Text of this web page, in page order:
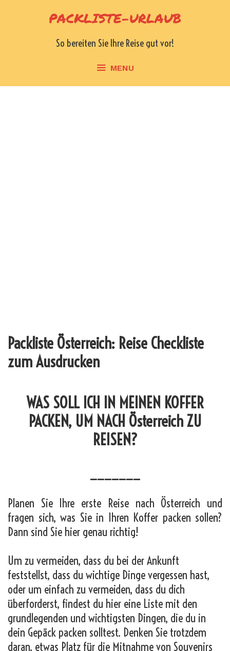
PACKLISTE-URLAUB
So bereiten Sie Ihre Reise gut vor!
MENU
Packliste Österreich: Reise Checkliste
zum Ausdrucken
WAS SOLL ICH IN MEINEN KOFFER
PACKEN, UM NACH Österreich ZU
REISEN?
Planen Sie Ihre erste Reise nach Österreich und
fragen sich, was Sie in Ihren Koffer packen sollen?
Dann sind Sie hier genau richtig!
Um zu vermeiden, dass du bei der Ankunft
feststellst, dass du wichtige Dinge vergessen hast,
oder um einfach zu vermeiden, dass du dich
überforderst, findest du hier eine Liste mit den
grundlegenden und wichtigsten Dingen, die du in
dein Gepäck packen solltest. Denken Sie trotzdem
daran, etwas Platz für die Mitnahme von Souvenirs